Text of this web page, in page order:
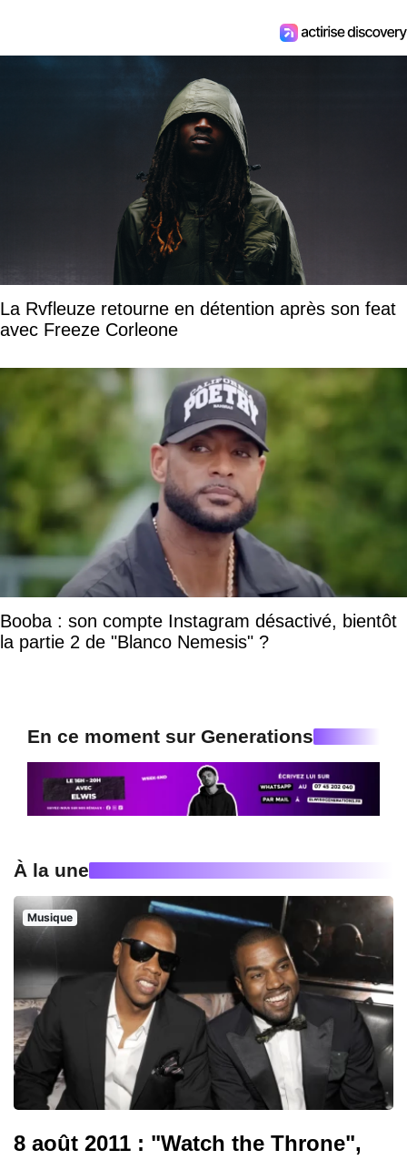
La Rvfleuze retourne en détention après son feat
avec Freeze Corleone
Booba : son compte Instagram désactivé, bientôt
la partie 2 de "Blanco Nemesis" ?
En ce moment sur Generations
À la une
Musique
8 août 2011 : "Watch the Throne",